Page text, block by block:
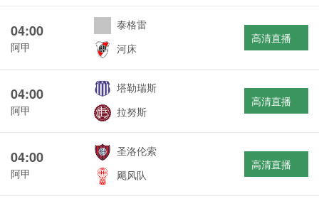
04:00
阿甲
泰格雷
河床
高清直播
04:00
阿甲
塔勒瑞斯
拉努斯
高清直播
04:00
阿甲
圣洛伦索
飓风队
高清直播